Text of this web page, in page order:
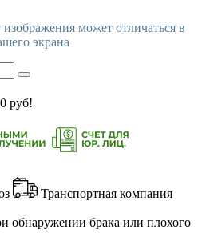
может отличаться в
экрана
руб!
Транспортная компания
обнаружении брака или плохого